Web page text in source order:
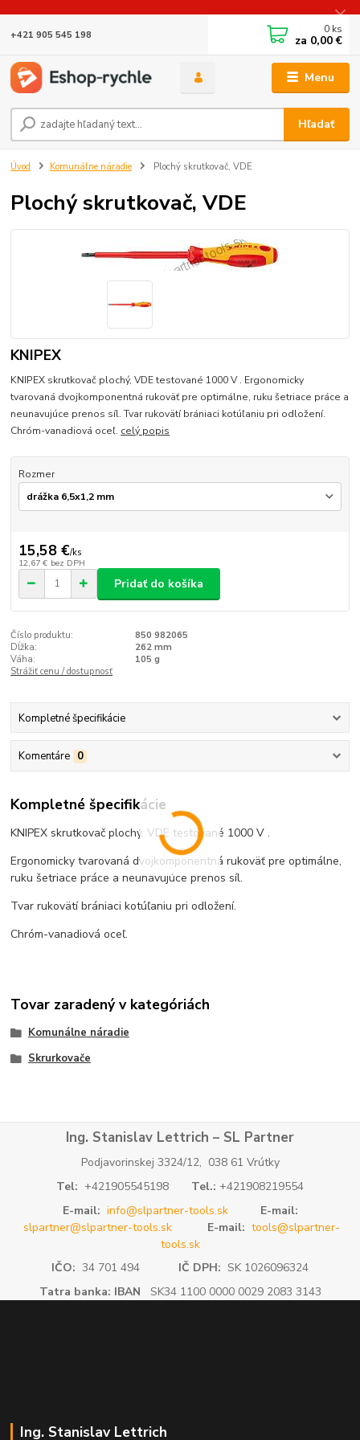
Menu
Hľadať
+421 905 545 198 0 ks
za 0,00 €
Úvod Komunálne náradie Plochý skrutkovač, VDE
Plochý skrutkovač, VDE
KNIPEX
KNIPEX skrutkovač plochý, VDE testované 1000 V . Ergonomicky
tvarovaná dvojkomponentná rukoväť pre optimálne, ruku šetriace práce a
neunavujúce prenos síl. Tvar rukovätí brániaci kotúľaniu pri odložení.
Chróm-vanadiová oceľ. celý popis
Rozmer
15,58 €/ks
12,67 € bez DPH
Pridať do košíka
Číslo produktu:
850 982065
Dĺžka:
262 mm
Váha:
105 g
Strážiť cenu / dostupnosť
Kompletné špecifikácie
Komentáre 0
Kompletné špecifikácie
KNIPEX skrutkovač plochý, VDE testované 1000 V .
Ergonomicky tvarovaná dvojkomponentná rukoväť pre optimálne,
ruku šetriace práce a neunavujúce prenos síl.
Tvar rukovätí brániaci kotúľaniu pri odložení.
Chróm-vanadiová oceľ.
Tovar zaradený v kategóriách
Komunálne náradie
Skrurkovače
Ing. Stanislav Lettrich – SL Partner
Podjavorinskej 3324/12, 038 61 Vrútky
Tel: +421905545198 Tel.: +421908219554
E-mail: info@slpartner-tools.sk
E-mail:
slpartner@slpartner-tools.sk
E-mail: tools@slpartner-
tools.sk
IČO: 34 701 494 IČ DPH: SK 1026096324
Tatra banka: IBAN SK34 1100 0000 0029 2083 3143
Ing. Stanislav Lettrich